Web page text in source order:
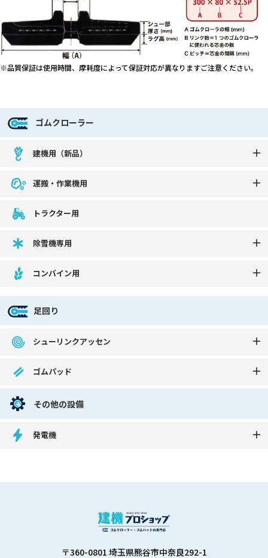
※品質保証は使用時間、摩耗度によって保証対応が異なりますご注意ください。
ゴムクローラー
建機用（新品）
運搬・作業機用
トラクター用
除雪機専用
コンバイン用
足回り
シューリンクアッセン
ゴムパッド
その他の設備
発電機
〒360-0801 埼玉県熊谷市中奈良292-1